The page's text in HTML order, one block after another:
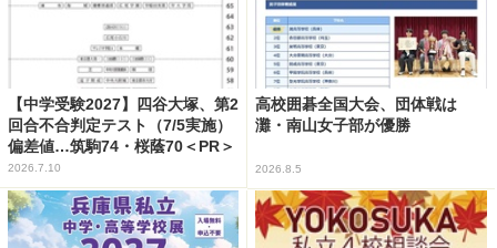
【中学受験2027】四谷大塚、第2
回合不合判定テスト（7/5実施）
偏差値…筑駒74・桜蔭70＜PR＞
2026.7.10
高校囲碁全国大会、団体戦は
灘・南山女子部が優勝
2026.8.5